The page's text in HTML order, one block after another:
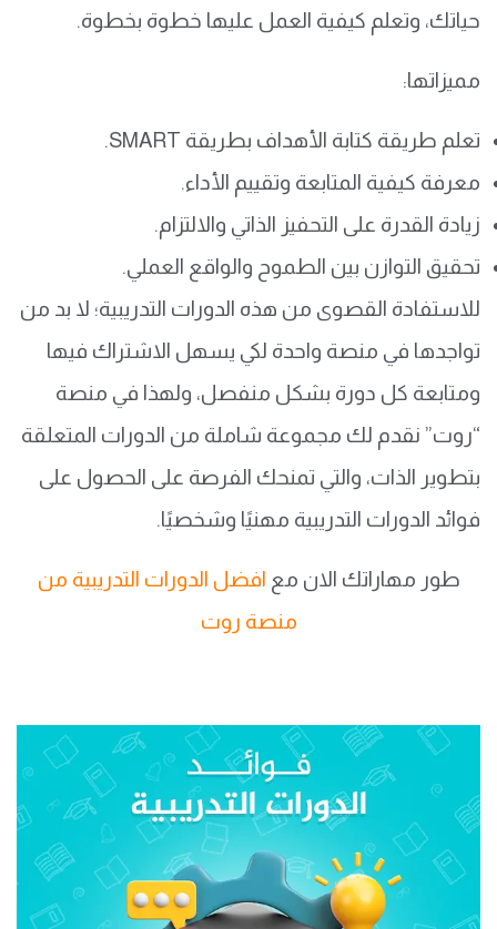
حياتك، وتعلم كيفية العمل عليها خطوة بخطوة.
مميزاتها:
تعلم طريقة كتابة الأهداف بطريقة SMART.
معرفة كيفية المتابعة وتقييم الأداء.
زيادة القدرة على التحفيز الذاتي والالتزام.
تحقيق التوازن بين الطموح والواقع العملي.
للاستفادة القصوى من هذه الدورات التدريبية؛ لا بد من
تواجدها في منصة واحدة لكي يسهل الاشتراك فيها
ومتابعة كل دورة بشكل منفصل، ولهذا في منصة
“روت” نقدم لك مجموعة شاملة من الدورات المتعلقة
بتطوير الذات، والتي تمنحك الفرصة على الحصول على
فوائد الدورات التدريبية مهنيًا وشخصيًا.
طور مهاراتك الان مع افضل الدورات التدريبية من
منصة روت